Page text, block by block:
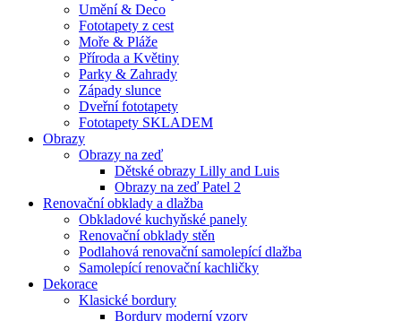
Umění & Deco
Fototapety z cest
Moře & Pláže
Příroda a Květiny
Parky & Zahrady
Západy slunce
Dveřní fototapety
Fototapety SKLADEM
Obrazy
Obrazy na zeď
Dětské obrazy Lilly and Luis
Obrazy na zeď Patel 2
Renovační obklady a dlažba
Obkladové kuchyňské panely
Renovační obklady stěn
Podlahová renovační samolepící dlažba
Samolepící renovační kachličky
Dekorace
Klasické bordury
Bordury moderní vzory